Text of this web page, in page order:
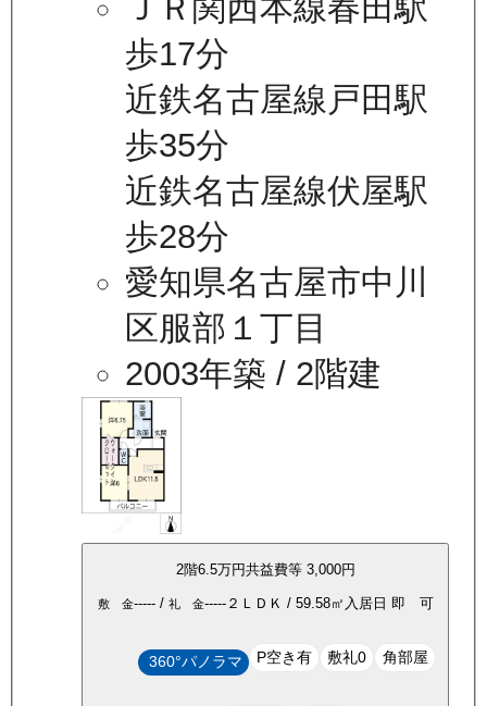
ＪＲ関西本線春田駅
歩17分
近鉄名古屋線戸田駅
歩35分
近鉄名古屋線伏屋駅
歩28分
愛知県名古屋市中川
区服部１丁目
2003年築 / 2階建
2階6.5万円共益費等 3,000円
敷 金-----/ 礼 金-----２ＬＤＫ / 59.58㎡ 入居日 即 可
360°パノラマ P空き有 敷礼0 角部屋